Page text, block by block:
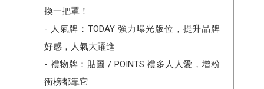
換一把罩！
- 人氣牌：TODAY 強力曝光版位，提升品牌
好感，人氣大躍進
- 禮物牌：貼圖 / POINTS 禮多人人愛，增粉
衝榜都靠它